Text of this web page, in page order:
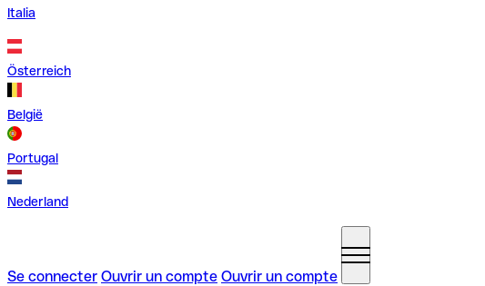
Italia
Österreich
België
Portugal
Nederland
Se connecter Ouvrir un compte Ouvrir un compte